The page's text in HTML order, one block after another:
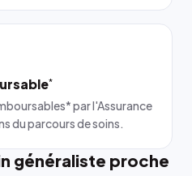
*
par l'Assurance
du parcours de soins.
généraliste proche